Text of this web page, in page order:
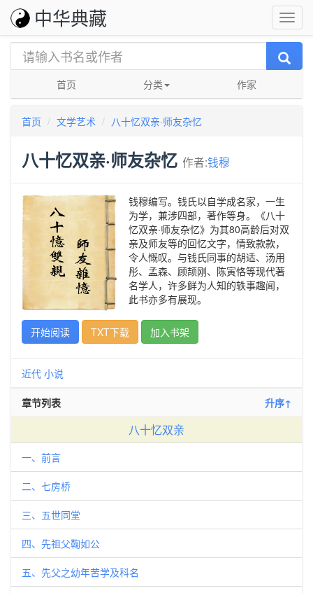
中华典藏
首页 分类 作家
首页 文学艺术 八十忆双亲·师友杂忆
八十忆双亲·师友杂忆 作者:钱穆
钱穆编写。钱氏以自学成名家，一生
为学，兼涉四部，著作等身。《八十
忆双亲·师友杂忆》为其80高龄后对双
亲及师友等的回忆文字，情致款款，
令人慨叹。与钱氏同事的胡适、汤用
彤、孟森、顾颉刚、陈寅恪等现代著
名学人，许多鲜为人知的轶事趣闻，
此书亦多有展现。
开始阅读 TXT下载 加入书架
近代 小说
章节列表 升序↑
八十忆双亲
一、前言
二、七房桥
三、五世同堂
四、先祖父鞠如公
五、先父之幼年苦学及科名